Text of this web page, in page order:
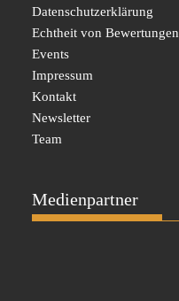
Datenschutzerklärung
Echtheit von Bewertungen
Events
Impressum
Kontakt
Newsletter
Team
Medienpartner